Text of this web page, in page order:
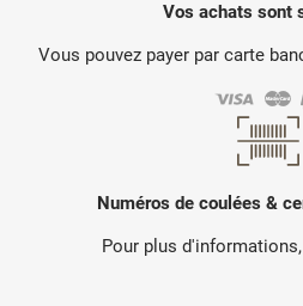
Vos achats sont
Vous pouvez payer par carte
Numéros de coulées &
Pour plus